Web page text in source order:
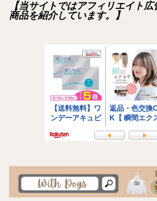
【当サイトではアフィリエイト
商品を紹介しています。】